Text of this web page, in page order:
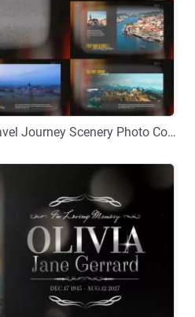
カスタマイズ Movie Vintage Europe Travel Journey Scenery Photo Collage Slideshow